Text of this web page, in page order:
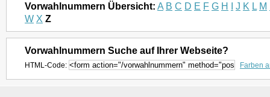
Vorwahlnummern Übersicht: A B C D E F G H I J K L M
W X Z
Vorwahlnummern Suche auf Ihrer Webseite?
HTML-Code: Farben